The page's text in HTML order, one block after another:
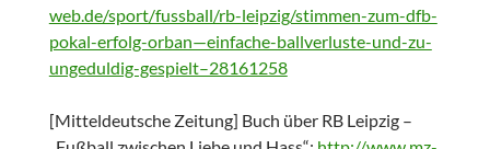
web.de/sport/fussball/rb-leipzig/stimmen-zum-dfb-
pokal-erfolg-orban—einfache-ballverluste-und-zu-
ungeduldig-gespielt–28161258
[Mitteldeutsche Zeitung] Buch über RB Leipzig –